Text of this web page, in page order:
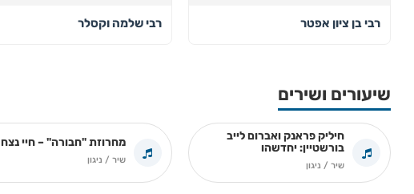
רבי בן ציון אפטר רבי שלמה וקסלר
שיעורים ושירים
חיליק פראנק ואברום לייב
בורשטיין: יחדשהו
שיר / ניגון
מחרוזת "חבורה" – חיי נצח
שיר / ניגון